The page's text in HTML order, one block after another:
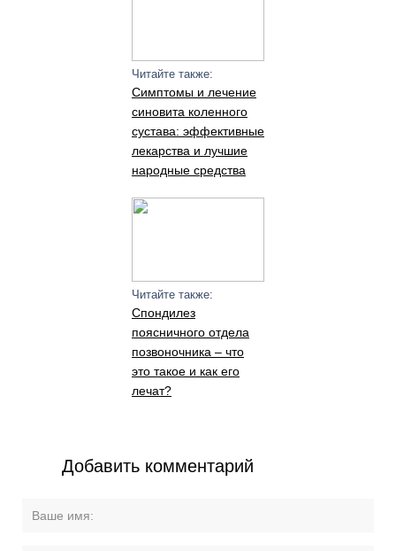
Читайте также:
Симптомы и лечение
синовита коленного
сустава: эффективные
лекарства и лучшие
народные средства
Читайте также:
Спондилез
поясничного отдела
позвоночника – что
это такое и как его
лечат?
Добавить комментарий